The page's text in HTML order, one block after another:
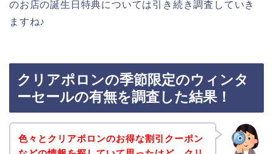
のお店の誕生日特典については引き続き調査していき
ますね♪
クリアポロンの季節限定のウィンタ
ーセールの有無を調査した結果！
色々とクリアポロンのお得な割引クーポン